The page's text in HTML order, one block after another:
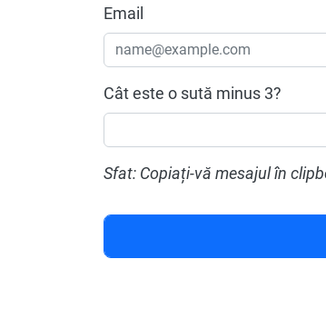
Email
Cât este o sută minus 3?
Sfat: Copiați-vă mesajul în